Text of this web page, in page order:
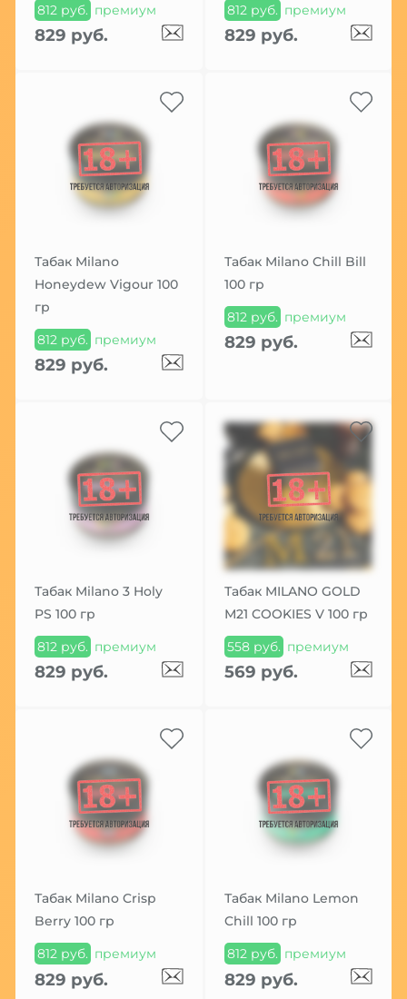
812 руб. премиум
829 руб.
812 руб. премиум
829 руб.
Табак Milano
Honeydew Vigour 100
гр
812 руб. премиум
829 руб.
Табак Milano Chill Bill
100 гр
812 руб. премиум
829 руб.
Табак Milano 3 Holy
PS 100 гр
812 руб. премиум
829 руб.
Табак MILANO GOLD
М21 COOKIES V 100 гр
558 руб. премиум
569 руб.
Табак Milano Crisp
Berry 100 гр
812 руб. премиум
829 руб.
Табак Milano Lemon
Chill 100 гр
812 руб. премиум
829 руб.